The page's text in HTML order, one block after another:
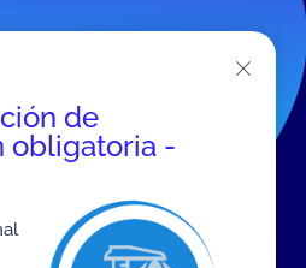
de
obligatoria -